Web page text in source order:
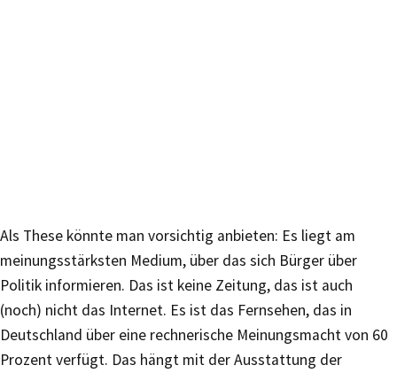
Als These könnte man vorsichtig anbieten: Es liegt am
meinungsstärksten Medium, über das sich Bürger über
Politik informieren. Das ist keine Zeitung, das ist auch
(noch) nicht das Internet. Es ist das Fernsehen, das in
Deutschland über eine rechnerische Meinungsmacht von 60
Prozent verfügt. Das hängt mit der Ausstattung der